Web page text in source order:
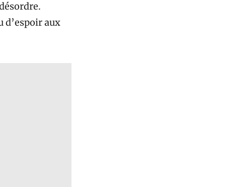
d’espoir aux